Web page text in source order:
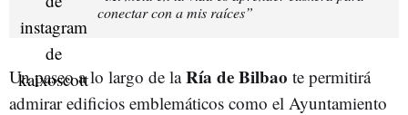
conectar con a mis raíces”
Un paseo a lo largo de laRía de Bilbao te permitirá
admirar edificios emblemáticos como el Ayuntamiento